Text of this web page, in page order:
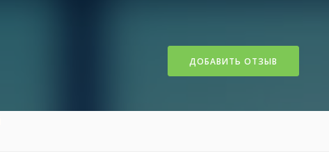
ДОБАВИТЬ ОТЗЫВ